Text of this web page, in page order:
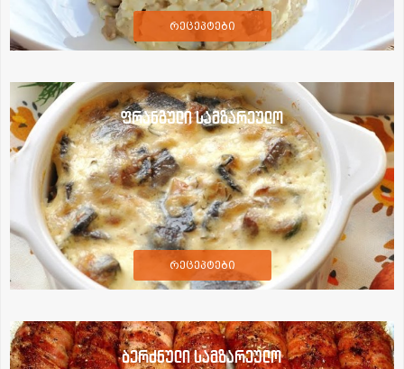
რეცეპტები
ფრანგული სამზარეულო
რეცეპტები
ბერძნული სამზარეულო